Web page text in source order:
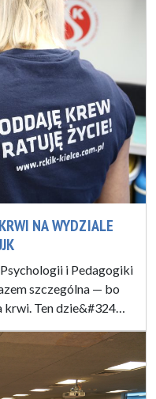
NA WYDZIALE
i Pedagogiki
szczególna — bo
Ten dzie&#324…